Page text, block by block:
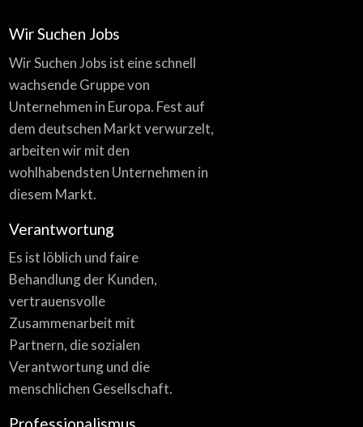
Wir Suchen Jobs
Wir Suchen Jobs ist eine schnell
wachsende Gruppe von
Unternehmen in Europa. Fest auf
dem deutschen Markt verwurzelt,
arbeiten wir mit den
wohlhabendsten Unternehmen in
diesem Markt.
Verantwortung
Es ist löblich und faire
Behandlung der Kunden,
vertrauensvolle
Zusammenarbeit mit
Partnern, die sozialen
Verantwortung und die
menschlichen Gesellschaft.